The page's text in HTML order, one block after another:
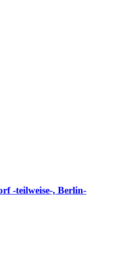
-teilweise-, Berlin-